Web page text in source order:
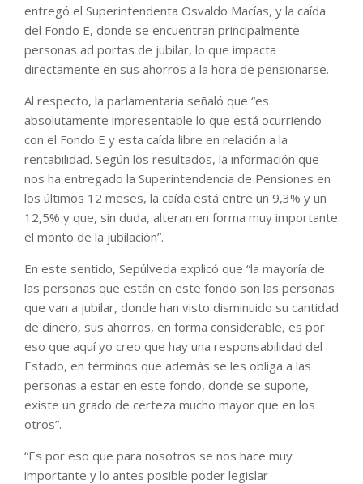
entregó el Superintendenta Osvaldo Macías, y la caída
del Fondo E, donde se encuentran principalmente
personas ad portas de jubilar, lo que impacta
directamente en sus ahorros a la hora de pensionarse.
Al respecto, la parlamentaria señaló que “es
absolutamente impresentable lo que está ocurriendo
con el Fondo E y esta caída libre en relación a la
rentabilidad. Según los resultados, la información que
nos ha entregado la Superintendencia de Pensiones en
los últimos 12 meses, la caída está entre un 9,3% y un
12,5% y que, sin duda, alteran en forma muy importante
el monto de la jubilación”.
En este sentido, Sepúlveda explicó que “la mayoría de
las personas que están en este fondo son las personas
que van a jubilar, donde han visto disminuido su cantidad
de dinero, sus ahorros, en forma considerable, es por
eso que aquí yo creo que hay una responsabilidad del
Estado, en términos que además se les obliga a las
personas a estar en este fondo, donde se supone,
existe un grado de certeza mucho mayor que en los
otros”.
“Es por eso que para nosotros se nos hace muy
importante y lo antes posible poder legislar